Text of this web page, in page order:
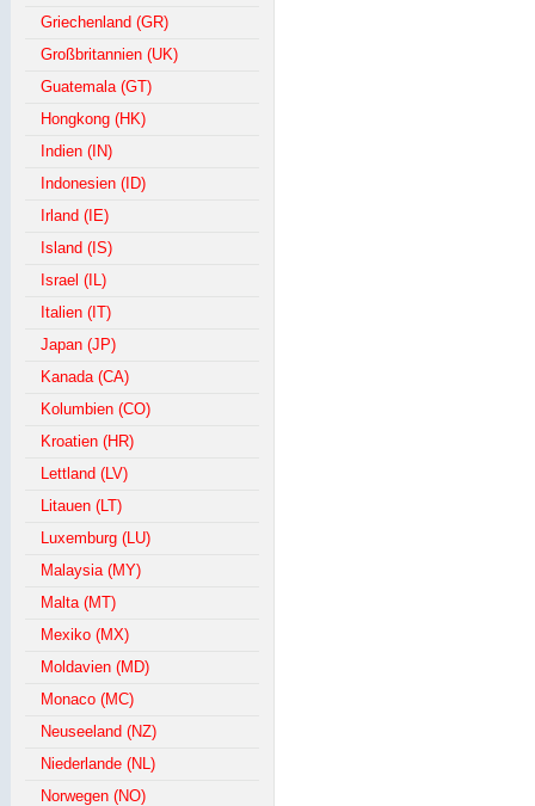
Griechenland (GR)
Großbritannien (UK)
Guatemala (GT)
Hongkong (HK)
Indien (IN)
Indonesien (ID)
Irland (IE)
Island (IS)
Israel (IL)
Italien (IT)
Japan (JP)
Kanada (CA)
Kolumbien (CO)
Kroatien (HR)
Lettland (LV)
Litauen (LT)
Luxemburg (LU)
Malaysia (MY)
Malta (MT)
Mexiko (MX)
Moldavien (MD)
Monaco (MC)
Neuseeland (NZ)
Niederlande (NL)
Norwegen (NO)